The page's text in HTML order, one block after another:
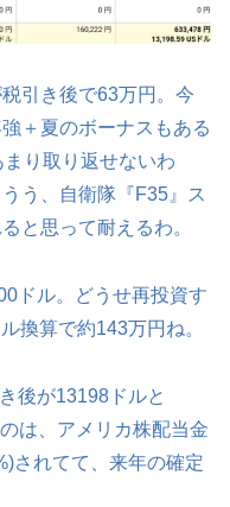
引き後で63万円。今
＋夏のボーナスもある
り取り返せないわ
う、自衛隊『F35』ス
と思って耐えるわ。
ドル。どうせ再投資す
換算で約143万円ね。
後が13198ドルと
は、アメリカ株配当金
されてて、来年の確定